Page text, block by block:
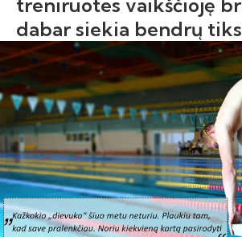
treniruotes vaikščioję
dabar siekia bendrų